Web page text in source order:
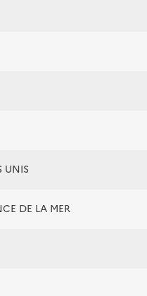
UNIS
DE LA MER